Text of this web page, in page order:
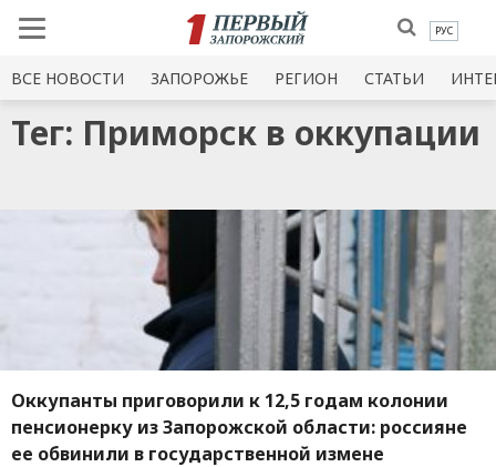
РУС
ВСЕ НОВОСТИ ЗАПОРОЖЬЕ РЕГИОН СТАТЬИ
Тег: Приморск в оккупации
Оккупанты приговорили к 12,5 годам колонии
пенсионерку из Запорожской области: россияне
ее обвинили в государственной измене